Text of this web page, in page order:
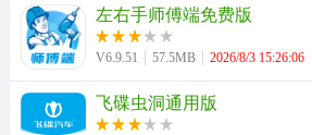
左右手师傅端免费版
V6.9.51 57.5MB 2026/8/3 15:26:06
飞碟虫洞通用版